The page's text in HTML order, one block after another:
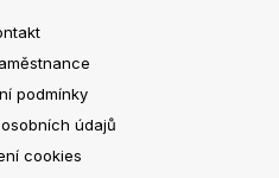
podmínky
údajů
cookies